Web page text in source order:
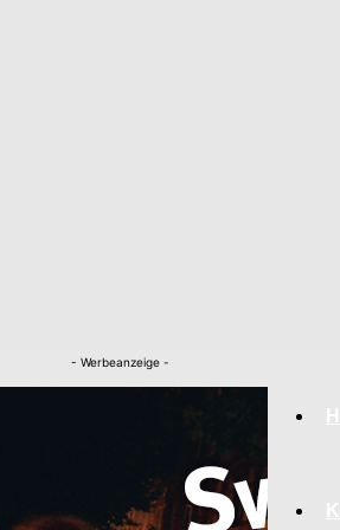
- Werbeanzeige -